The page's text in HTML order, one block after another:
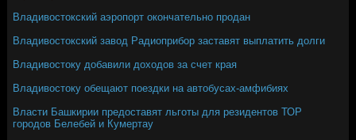
Владивостокский аэропорт окончательно продан
Владивостокский завод Радиоприбор заставят выплатить долги
Владивостоку добавили доходов за счет края
Владивостоку обещают поездки на автобусах-амфибиях
Власти Башкирии предоставят льготы для резидентов ТОР
городов Белебей и Кумертау